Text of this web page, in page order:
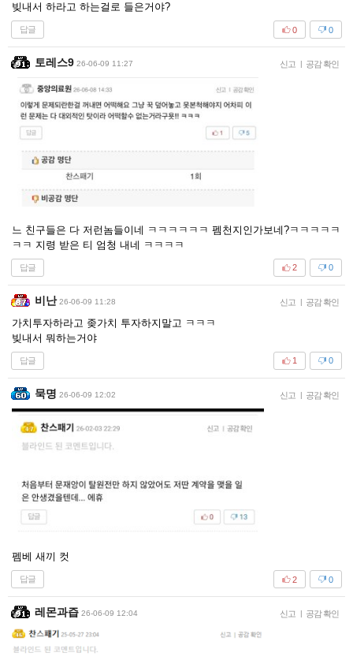
빚내서 하라고 하는걸로 들은거야?
답글 0
0
토레스9 26-06-09 11:27 신고 | 공감 확인
느 친구들은 다 저런놈들이네 ㅋㅋㅋㅋㅋㅋ 펨천지인가보네?ㅋㅋㅋㅋㅋ
ㅋㅋ 지령 받은 티 엄청 내네 ㅋㅋㅋㅋ
답글 0
2
비난 26-06-09 11:28 신고 | 공감 확인
가치투자하라고 좆가치 투자하지말고 ㅋㅋㅋ
빚내서 뭐하는거야
답글 0
1
묵명 26-06-09 12:02 신고 | 공감 확인
펨베 새끼 컷
답글 0
2
레몬과즙 26-06-09 12:04 신고 | 공감 확인